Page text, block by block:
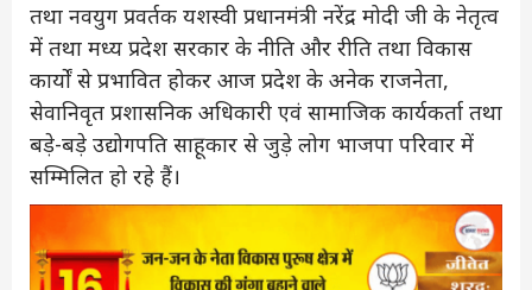
तथा नवयुग प्रवर्तक यशस्वी प्रधानमंत्री नरेंद्र मोदी जी के नेतृत्व
में तथा मध्य प्रदेश सरकार के नीति और रीति तथा विकास
कार्यों से प्रभावित होकर आज प्रदेश के अनेक राजनेता,
सेवानिवृत प्रशासनिक अधिकारी एवं सामाजिक कार्यकर्ता तथा
बड़े-बड़े उद्योगपति साहूकार से जुड़े लोग भाजपा परिवार में
सम्मिलित हो रहे हैं।